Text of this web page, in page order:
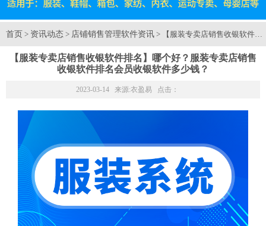
首页 > 资讯动态 > 店铺销售管理软件资讯 > 【服装专卖店销售收银软件
【服装专卖店销售收银软件排名】哪个好？服装专卖店销售
收银软件排名会员收银软件多少钱？
2023-03-14 来源:衣盈易 点击：